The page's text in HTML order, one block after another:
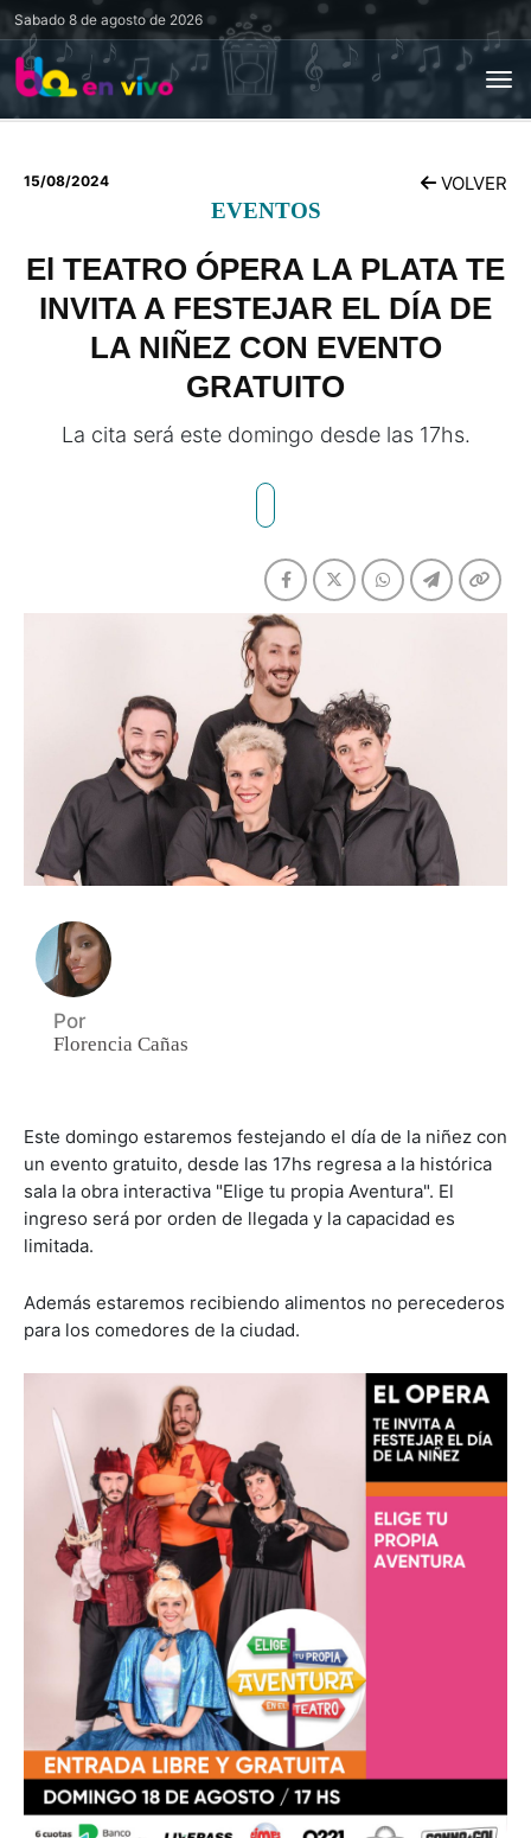
Sabado 8 de agosto de 2026
15/08/2024 VOLVER
EVENTOS
El TEATRO ÓPERA LA PLATA TE
INVITA A FESTEJAR EL DÍA DE
LA NIÑEZ CON EVENTO
GRATUITO
La cita será este domingo desde las 17hs.
Por
Florencia Cañas
Este domingo estaremos festejando el día de la niñez con
un evento gratuito, desde las 17hs regresa a la histórica
sala la obra interactiva "Elige tu propia Aventura". El
ingreso será por orden de llegada y la capacidad es
limitada.
Además estaremos recibiendo alimentos no perecederos
para los comedores de la ciudad.